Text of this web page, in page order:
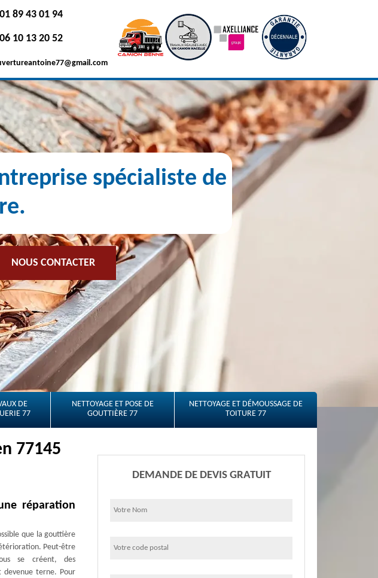
01 89 43 01 94
06 10 13 20 52
spécialiste de
NOUS CONTACTER
DE
77
NETTOYAGE ET POSE DE
GOUTTIÈRE 77
NETTOYAGE ET DÉMOUSSAGE DE
TOITURE 77
77145
réparation
que la gouttière
Peut-être
se créent, des
devenue terne. Pour
DEMANDE DE DEVIS GRATUIT